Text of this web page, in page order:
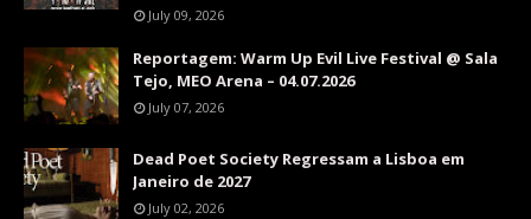
July 09, 2026
Reportagem: Warm Up Evil Live Festival @ Sala
Tejo, MEO Arena – 04.07.2026
July 07, 2026
Dead Poet Society Regressam a Lisboa em
Janeiro de 2027
July 02, 2026